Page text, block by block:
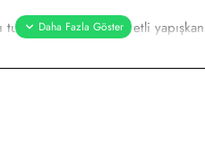
tutkal), Holtmelt (Kuvvetli
demirbaş etiketi, elektronik ürün
Gıda etiketi vb. amaçlar için